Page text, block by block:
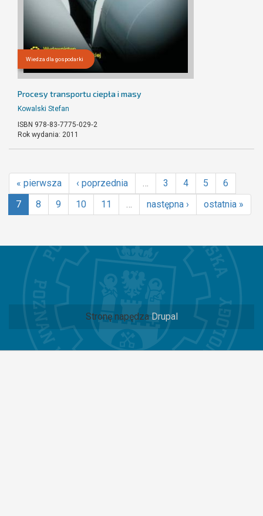
Wiedza dla gospodarki
Procesy transportu ciepła i masy
Kowalski Stefan
ISBN 978‐83‐7775‐029‐2
Rok wydania: 2011
« pierwsza ‹ poprzednia … 3 4 5
6
7
8 9 10 11 … następna › ostatnia »
Stronę napędza Drupal